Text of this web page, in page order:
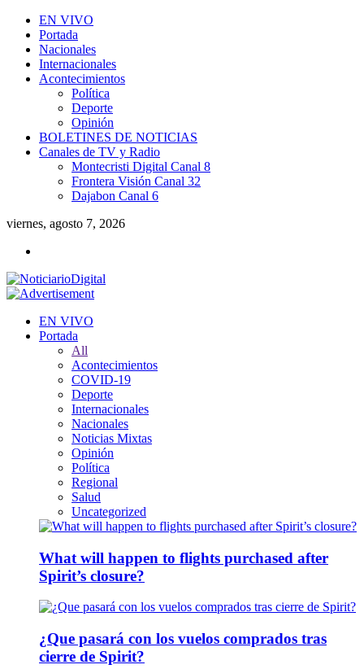
EN VIVO
Portada
Nacionales
Internacionales
Acontecimientos
Política
Deporte
Opinión
BOLETINES DE NOTICIAS
Canales de TV y Radio
Montecristi Digital Canal 8
Frontera Visión Canal 32
Dajabon Canal 6
viernes, agosto 7, 2026
EN VIVO
Portada
All
Acontecimientos
COVID-19
Deporte
Internacionales
Nacionales
Noticias Mixtas
Opinión
Política
Regional
Salud
Uncategorized
What will happen to flights purchased after
Spirit’s closure?
¿Que pasará con los vuelos comprados tras
cierre de Spirit?